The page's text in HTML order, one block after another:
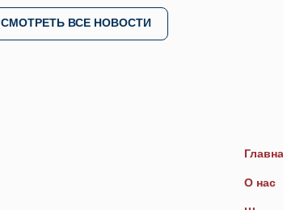
СМОТРЕТЬ ВСЕ НОВОСТИ
О нас